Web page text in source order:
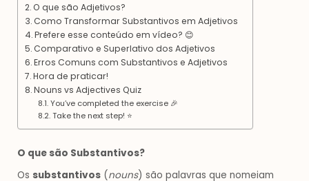
O que são Adjetivos?
Como Transformar Substantivos em Adjetivos
Prefere esse conteúdo em vídeo? 😊
Comparativo e Superlativo dos Adjetivos
Erros Comuns com Substantivos e Adjetivos
Hora de praticar!
Nouns vs Adjectives Quiz
You’ve completed the exercise 🎉
Take the next step! ⭐
O que são Substantivos?
Os substantivos (nouns) são palavras que nomeiam